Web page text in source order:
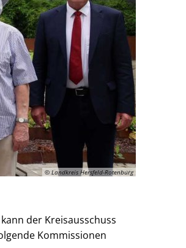
© Landkreis Hersfeld-Rotenburg
der Kreisausschuss
Kommissionen